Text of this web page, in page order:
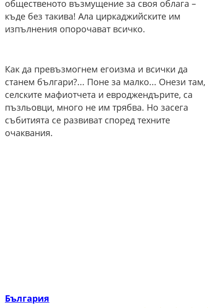
общественото възмущение за своя облага –
къде без такива! Ала циркаджийските им
изпълнения опорочават всичко.
Как да превъзмогнем егоизма и всички да
станем българи?... Поне за малко... Онези там,
селските мафиотчета и евроджендърите, са
пъзльовци, много не им трябва. Но засега
събитията се развиват според техните
очаквания.
България